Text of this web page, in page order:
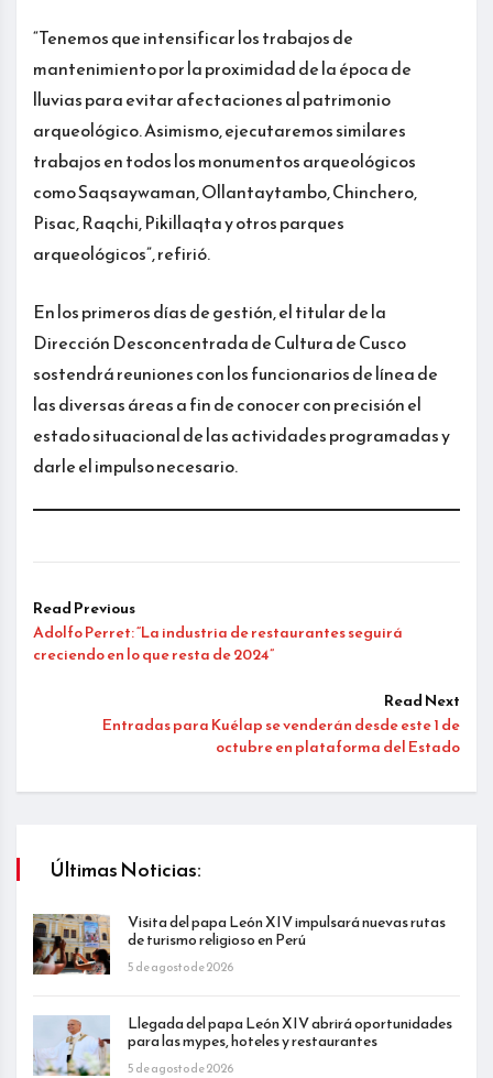
“Tenemos que intensificar los trabajos de
mantenimiento por la proximidad de la época de
lluvias para evitar afectaciones al patrimonio
arqueológico. Asimismo, ejecutaremos similares
trabajos en todos los monumentos arqueológicos
como Saqsaywaman, Ollantaytambo, Chinchero,
Pisac, Raqchi, Pikillaqta y otros parques
arqueológicos”, refirió.
En los primeros días de gestión, el titular de la
Dirección Desconcentrada de Cultura de Cusco
sostendrá reuniones con los funcionarios de línea de
las diversas áreas a fin de conocer con precisión el
estado situacional de las actividades programadas y
darle el impulso necesario.
Read Previous
Adolfo Perret: “La industria de restaurantes seguirá
creciendo en lo que resta de 2024”
Read Next
Entradas para Kuélap se venderán desde este 1 de
octubre en plataforma del Estado
Últimas Noticias:
Visita del papa León XIV impulsará nuevas rutas
de turismo religioso en Perú
5 de agosto de 2026
Llegada del papa León XIV abrirá oportunidades
para las mypes, hoteles y restaurantes
5 de agosto de 2026